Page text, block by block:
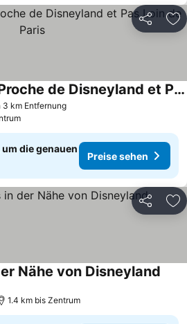
Teilen
km Entfernung
Chambre d'Hôtes Proche de Disneyland et Pas Loin de Paris
die genauen
Preise sehen
Teilen
Nähe von Disneyland
1.4 km bis Zentrum